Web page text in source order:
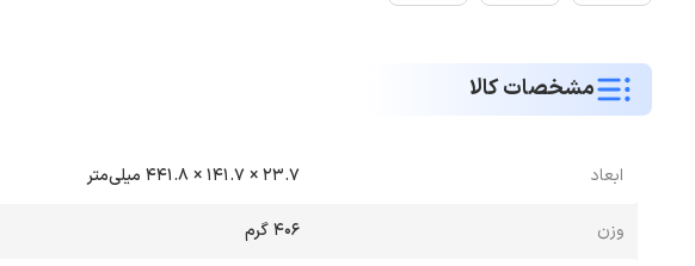
مشخصات کالا
ابعاد 23.7 × 141.7 × 441.8 میلی‌متر
وزن 406 گرم